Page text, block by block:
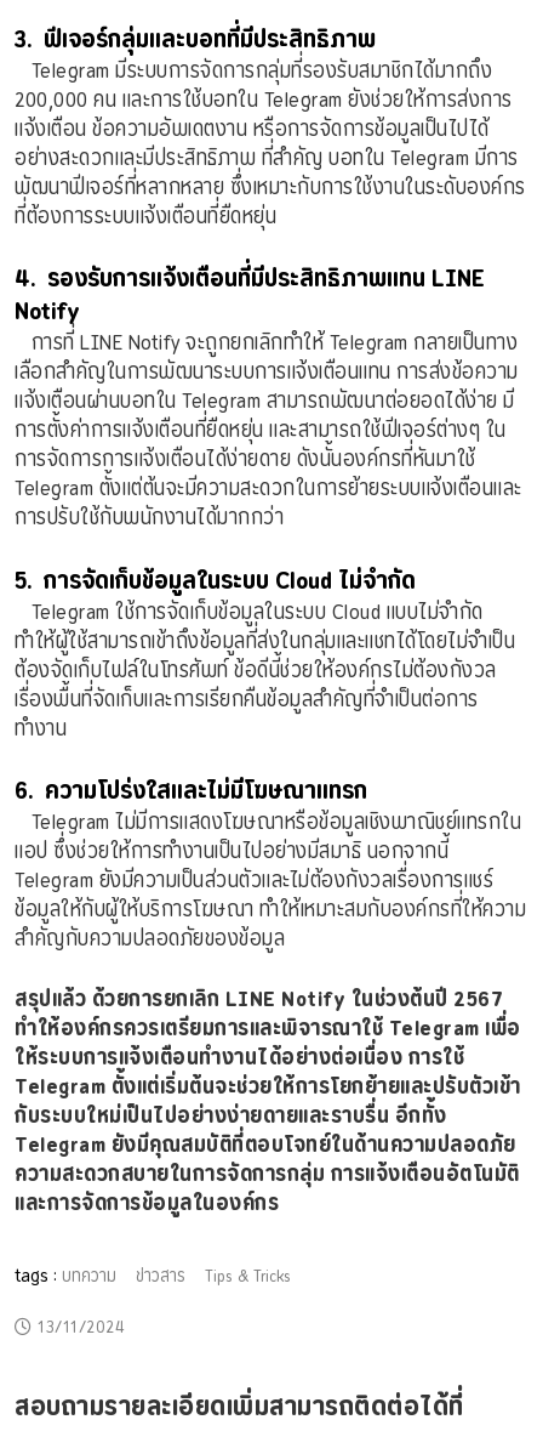
3. ฟีเจอร์กลุ่มและบอทที่มีประสิทธิภาพ
Telegram มีระบบการจัดการกลุ่มที่รองรับสมาชิกได้มากถึง
200,000 คน และการใช้บอทใน Telegram ยังช่วยให้การส่งการ
แจ้งเตือน ข้อความอัพเดตงาน หรือการจัดการข้อมูลเป็นไปได้
อย่างสะดวกและมีประสิทธิภาพ ที่สำคัญ บอทใน Telegram มีการ
พัฒนาฟีเจอร์ที่หลากหลาย ซึ่งเหมาะกับการใช้งานในระดับองค์กร
ที่ต้องการระบบแจ้งเตือนที่ยืดหยุ่น
4. รองรับการแจ้งเตือนที่มีประสิทธิภาพแทน LINE
Notify
การที่ LINE Notify จะถูกยกเลิกทำให้ Telegram กลายเป็นทาง
เลือกสำคัญในการพัฒนาระบบการแจ้งเตือนแทน การส่งข้อความ
แจ้งเตือนผ่านบอทใน Telegram สามารถพัฒนาต่อยอดได้ง่าย มี
การตั้งค่าการแจ้งเตือนที่ยืดหยุ่น และสามารถใช้ฟีเจอร์ต่างๆ ใน
การจัดการการแจ้งเตือนได้ง่ายดาย ดังนั้นองค์กรที่หันมาใช้
Telegram ตั้งแต่ต้นจะมีความสะดวกในการย้ายระบบแจ้งเตือนและ
การปรับใช้กับพนักงานได้มากกว่า
5. การจัดเก็บข้อมูลในระบบ Cloud ไม่จำกัด
Telegram ใช้การจัดเก็บข้อมูลในระบบ Cloud แบบไม่จำกัด
ทำให้ผู้ใช้สามารถเข้าถึงข้อมูลที่ส่งในกลุ่มและแชทได้โดยไม่จำเป็น
ต้องจัดเก็บไฟล์ในโทรศัพท์ ข้อดีนี้ช่วยให้องค์กรไม่ต้องกังวล
เรื่องพื้นที่จัดเก็บและการเรียกคืนข้อมูลสำคัญที่จำเป็นต่อการ
ทำงาน
6. ความโปร่งใสและไม่มีโฆษณาแทรก
Telegram ไม่มีการแสดงโฆษณาหรือข้อมูลเชิงพาณิชย์แทรกใน
แอป ซึ่งช่วยให้การทำงานเป็นไปอย่างมีสมาธิ นอกจากนี้
Telegram ยังมีความเป็นส่วนตัวและไม่ต้องกังวลเรื่องการแชร์
ข้อมูลให้กับผู้ให้บริการโฆษณา ทำให้เหมาะสมกับองค์กรที่ให้ความ
สำคัญกับความปลอดภัยของข้อมูล
สรุปแล้ว ด้วยการยกเลิก LINE Notify ในช่วงต้นปี 2567
ทำให้องค์กรควรเตรียมการและพิจารณาใช้ Telegram เพื่อ
ให้ระบบการแจ้งเตือนทำงานได้อย่างต่อเนื่อง การใช้
Telegram ตั้งแต่เริ่มต้นจะช่วยให้การโยกย้ายและปรับตัวเข้า
กับระบบใหม่เป็นไปอย่างง่ายดายและราบรื่น อีกทั้ง
Telegram ยังมีคุณสมบัติที่ตอบโจทย์ในด้านความปลอดภัย
ความสะดวกสบายในการจัดการกลุ่ม การแจ้งเตือนอัตโนมัติ
และการจัดการข้อมูลในองค์กร
tags : บทความ ข่าวสาร
Tips & Tricks
13/11/2024
สอบถามรายละเอียดเพิ่มสามารถติดต่อได้ที่